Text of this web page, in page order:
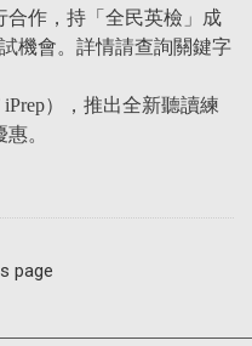
合作，持「全民英檢」成
機會。詳情請查詢關鍵字
），推出全新聽讀練
。
page